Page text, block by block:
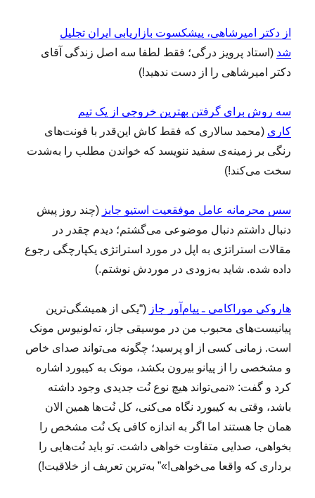
از دکتر امیرشاهی، پیشکسوت بازاریابی ایران تجلیل
شد (استاد پرویز درگی؛ فقط لطفا سه اصل زندگی آقای
دکتر امیرشاهی را از دست ندهید!)
سه روش برای گرفتن بهترین خروجی از یک تیم
کاری (محمد سالاری که فقط کاش این‌قدر با فونت‌های
رنگی بر زمینه‌ی سفید ننویسد که خواندن مطلب را به‌شدت
سخت می‌کند!)
سس محرمانه عامل موفقعیت استیو جابز (چند روز پیش
دنبال داشتم دنبال موضوعی می‌گشتم؛ دیدم چقدر در
مقالات استراتژی به اپل در مورد استراتژی یکپارچگی رجوع
داده شده. شاید به‌زودی در موردش نوشتم.)
هاروکی موراکامی ـ پیام‌آور جاز (“یکی از همیشگی‌ترین
پیانیست‌های محبوب من در موسیقی جاز، ته‌لونیوس مونک
است. زمانی کسی از او پرسید؛ چگونه می‌تواند صدای خاص
و مشخصی را از پیانو بیرون بکشد، مونک به کیبورد اشاره
کرد و گفت: «نمی‌تواند هیچ نوع نُت جدیدی وجود داشته
باشد، وقتی به کیبورد نگاه می‌کنی، کل نُت‌ها همین الان
همان جا هستند اما اگر به اندازه کافی یک نُت مشخص را
بخواهی، صدایی متفاوت خواهی داشت. تو باید نُت‌هایی را
برداری که واقعا می‌خواهی!»” به‌ترین تعریف از خلاقیت!)